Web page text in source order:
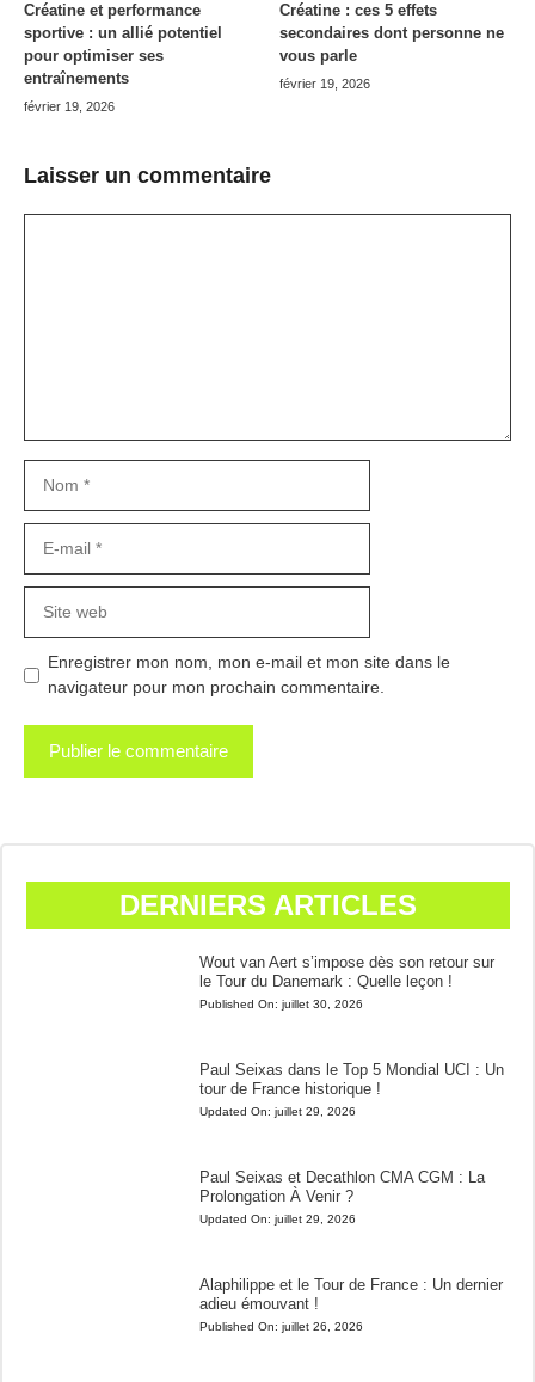
Créatine et performance
sportive : un allié potentiel
pour optimiser ses
entraînements
février 19, 2026
Créatine : ces 5 effets
secondaires dont personne ne
vous parle
février 19, 2026
Laisser un commentaire
mail
web
Enregistrer mon nom, mon e-mail et mon site dans le
navigateur pour mon prochain commentaire.
DERNIERS ARTICLES
Wout van Aert s’impose dès son retour sur
le Tour du Danemark : Quelle leçon !
Published On: juillet 30, 2026
Paul Seixas dans le Top 5 Mondial UCI : Un
tour de France historique !
Updated On: juillet 29, 2026
Paul Seixas et Decathlon CMA CGM : La
Prolongation À Venir ?
Updated On: juillet 29, 2026
Alaphilippe et le Tour de France : Un dernier
adieu émouvant !
Published On: juillet 26, 2026